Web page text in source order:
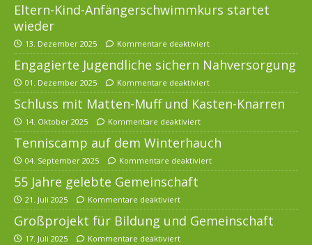
Eltern-Kind-Anfängerschwimmkurs startet
wieder
13. Dezember 2025 Kommentare deaktiviert
Engagierte Jugendliche sichern Nahversorgung
01. Dezember 2025 Kommentare deaktiviert
Schluss mit Matten-Muff und Kasten-Knarren
14. Oktober 2025 Kommentare deaktiviert
Tenniscamp auf dem Winterhauch
04. September 2025 Kommentare deaktiviert
55 Jahre gelebte Gemeinschaft
21. Juli 2025 Kommentare deaktiviert
Großprojekt für Bildung und Gemeinschaft
17. Juli 2025 Kommentare deaktiviert